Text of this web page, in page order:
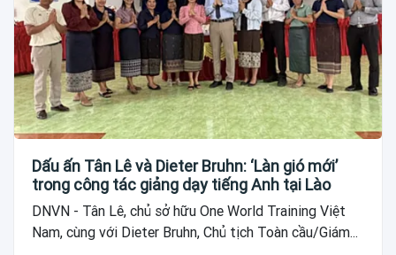
Dấu ấn Tân Lê và Dieter Bruhn: ‘Làn gió mới’
trong công tác giảng dạy tiếng Anh tại Lào
DNVN - Tân Lê, chủ sở hữu One World Training Việt
Nam, cùng với Dieter Bruhn, Chủ tịch Toàn cầu/Giám...